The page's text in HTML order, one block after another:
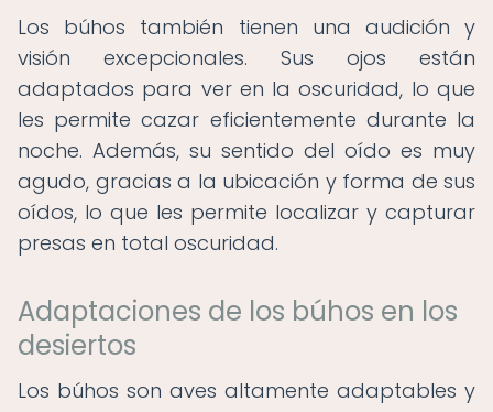
Los búhos también tienen una audición y
visión excepcionales. Sus ojos están
adaptados para ver en la oscuridad, lo que
les permite cazar eficientemente durante la
noche. Además, su sentido del oído es muy
agudo, gracias a la ubicación y forma de sus
oídos, lo que les permite localizar y capturar
presas en total oscuridad.
Adaptaciones de los búhos en los
desiertos
Los búhos son aves altamente adaptables y